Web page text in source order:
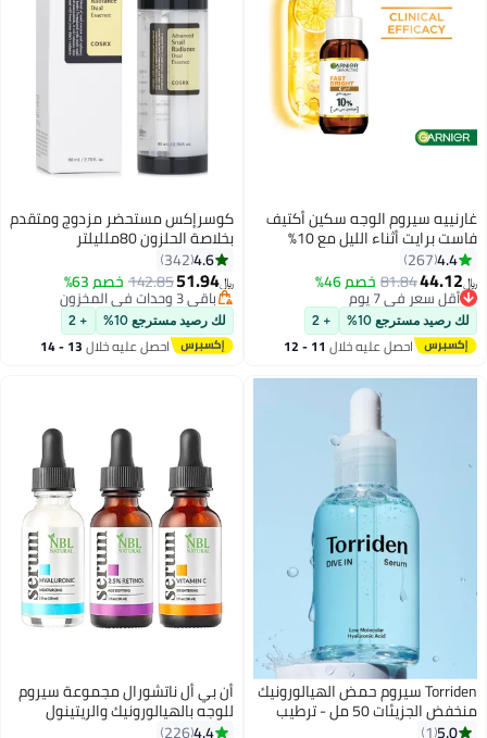
غارنييه سيروم الوجه سكين أكتيف
فاست برايت أثناء الليل مع 10%
فيتامين سي النقي، 30 مل
4.4
267
﷼‏44.12
81.84خصم 46%
أقل سعر في 7 يوم
أقل سعر في 7 يوم
لك رصيد مسترجع 10% + 2
احصل عليه خلال 11 - 12
كوسرإكس مستحضر مزدوج ومتقدم
بخلاصة الحلزون 80ملليلتر
4.6
342
﷼‏51.94
142.85خصم 63%
باقي 3 وحدات في المخزون
باقي 3 وحدات في المخزون
لك رصيد مسترجع 10% + 2
احصل عليه خلال 13 - 14
Torriden سيروم حمض الهيالورونيك
منخفض الجزيئات 50 مل - ترطيب
عميق، إصلاح حاجز البشرة والعناية
5.0
أن بي أل ناتشورال مجموعة سيروم
للوجه بالهيالورونيك والريتينول
وفيتامين سي من 3 قطع 90ملليلتر
4.4